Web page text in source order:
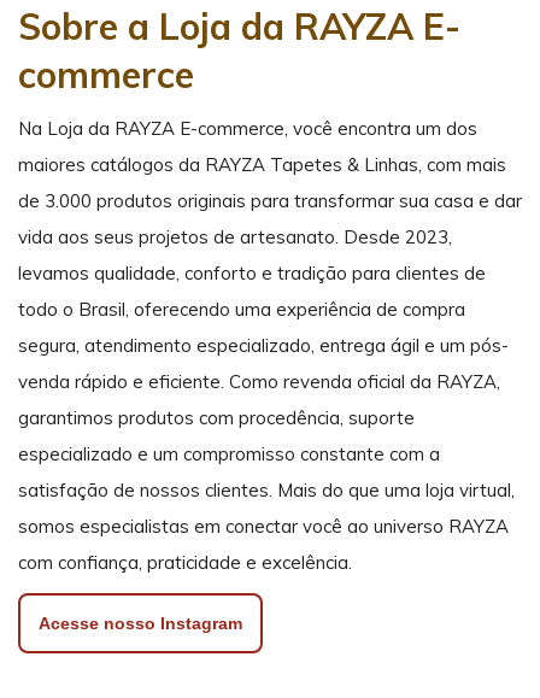
Sobre a Loja da RAYZA E-
commerce
Na Loja da RAYZA E-commerce, você encontra um dos
maiores catálogos da RAYZA Tapetes & Linhas, com mais
de 3.000 produtos originais para transformar sua casa e dar
vida aos seus projetos de artesanato. Desde 2023,
levamos qualidade, conforto e tradição para clientes de
todo o Brasil, oferecendo uma experiência de compra
segura, atendimento especializado, entrega ágil e um pós-
venda rápido e eficiente. Como revenda oficial da RAYZA,
garantimos produtos com procedência, suporte
especializado e um compromisso constante com a
satisfação de nossos clientes. Mais do que uma loja virtual,
somos especialistas em conectar você ao universo RAYZA
com confiança, praticidade e excelência.
Acesse nosso Instagram